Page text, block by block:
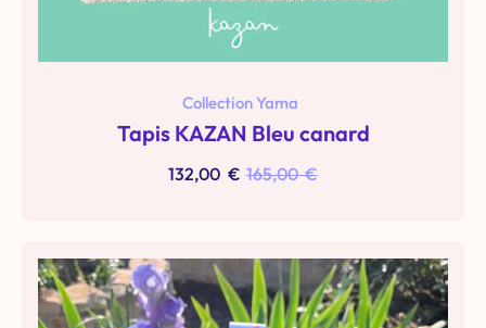
Collection Yama
Tapis KAZAN Bleu canard
165,00€
132,00 €